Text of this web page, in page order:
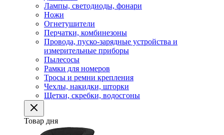
Лампы, светодиоды, фонари
Ножи
Огнетушители
Перчатки, комбинезоны
Провода, пуско-зарядные устройства и
измерительные приборы
Пылесосы
Рамки для номеров
Тросы и ремни крепления
Чехлы, накидки, шторки
Щетки, скребки, водосгоны
Товар дня